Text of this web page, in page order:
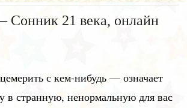
21 века, онлайн
с кем-нибудь — означает
в странную, ненормальную для вас